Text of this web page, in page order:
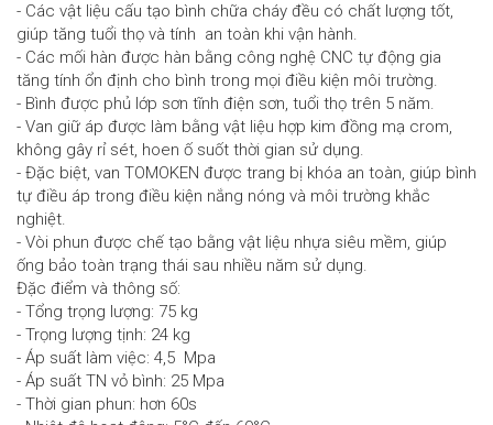
- Các vật liệu cấu tạo bình chữa cháy đều có chất lượng tốt,
giúp tăng tuổi thọ và tính an toàn khi vận hành.
- Các mối hàn được hàn bằng công nghệ CNC tự động gia
tăng tính ổn định cho bình trong mọi điều kiện môi trường.
- Bình được phủ lớp sơn tĩnh điện sơn, tuổi thọ trên 5 năm.
- Van giữ áp được làm bằng vật liệu hợp kim đồng mạ crom,
không gây rỉ sét, hoen ố suốt thời gian sử dụng.
- Đặc biệt, van TOMOKEN được trang bị khóa an toàn, giúp bình
tự điều áp trong điều kiện nắng nóng và môi trường khắc
nghiệt.
- Vòi phun được chế tạo bằng vật liệu nhựa siêu mềm, giúp
ống bảo toàn trạng thái sau nhiều năm sử dụng.
Đặc điểm và thông số:
- Tổng trọng lượng: 75 kg
- Trọng lượng tịnh: 24 kg
- Áp suất làm việc: 4,5 Mpa
- Áp suất TN vỏ bình: 25 Mpa
- Thời gian phun: hơn 60s